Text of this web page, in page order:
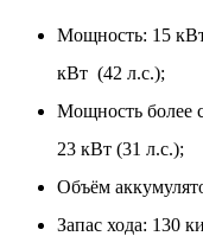
Мощность: 15
кВт (42 л.с.);
Мощность более
23 кВт (31 л.с.);
Объём
Запас хода: 130